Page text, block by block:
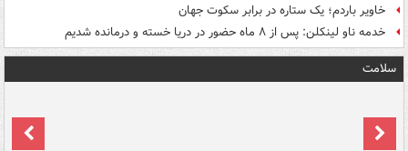
خاویر باردم؛ یک ستاره در برابر سکوت جهان
خدمه ناو لینکلن: پس از ۸ ماه حضور در دریا خسته و درمانده‌ شدیم
سلامت